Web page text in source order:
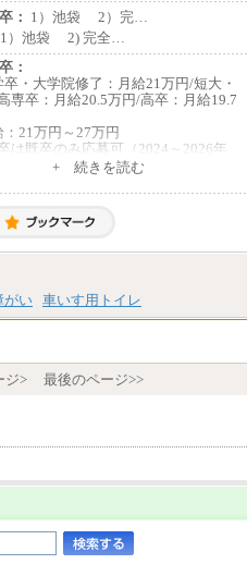
ビジネストランスフォーム
給205,000～225,000円＋地域間調
合職 月給185,000円＋地域間調整
JTBキャリアサイトよりご確認くだ
データサービス ※2027年新卒募集
タルイノベーション(株)
職 月給185,000～195,000円
JTBキャリアサイトよりご確認くだ
円以上
万円～37万円
： 1）池袋 2）完…
1）池袋 2) 完全…
：
卒・大学院修了：月給21万円/短大・
専卒：月給20.5万円/高卒：月給19.7
：21万円～27万円
は既卒のみ応募可（2024～2026年
：21万円～25万円
21万円～27万円
+ 続きを読む
がい 車いす用トイレ
ジ> 最後のページ>>